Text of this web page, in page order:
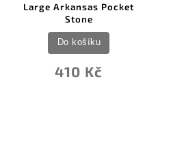
Large Arkansas Pocket
Stone
410 Kč
Do košíku